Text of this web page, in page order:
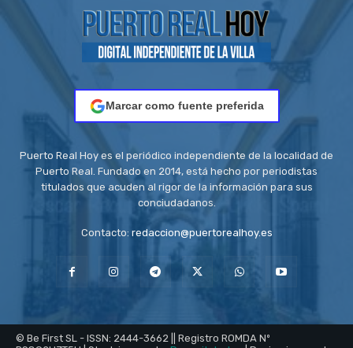
Marcar como fuente preferida
Puerto Real Hoy es el periódico independiente de la localidad de
Puerto Real. Fundado en 2014, está hecho por periodistas
titulados que acuden al rigor de la información para sus
conciudadanos.
Contacto: redaccion@puertorealhoy.es
© Be First SL - ISSN: 2444-3662 || Registro ROMDA Nº